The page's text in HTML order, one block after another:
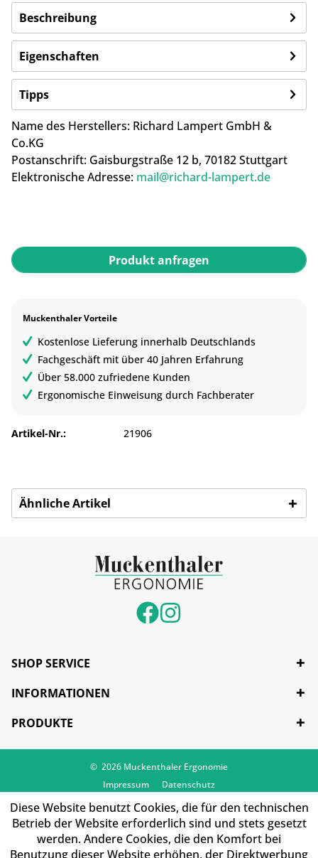
Beschreibung
Eigenschaften
Tipps
Name des Herstellers: Richard Lampert GmbH &
Co.KG
Postanschrift: Gaisburgstraße 12 b, 70182 Stuttgart
Elektronische Adresse: mail@richard-lampert.de
Produkt anfragen
Muckenthaler Vorteile
Kostenlose Lieferung innerhalb Deutschlands
Fachgeschäft mit über 40 Jahren Erfahrung
Über 58.000 zufriedene Kunden
Ergonomische Einweisung durch Fachberater
Artikel-Nr.: 21906
Ähnliche Artikel
SHOP SERVICE
INFORMATIONEN
PRODUKTE
© 2026 Muckenthaler Ergonomie
Impressum
Datenschutz
Diese Website benutzt Cookies, die für den technischen
Betrieb der Website erforderlich sind und stets gesetzt
werden. Andere Cookies, die den Komfort bei
Benutzung dieser Website erhöhen, der Direktwerbung